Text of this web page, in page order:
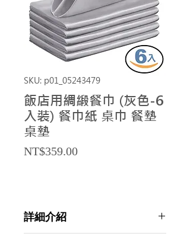
SKU: p01_05243479
飯店用綢緞餐巾 (灰色-6
入裝) 餐巾紙 桌巾 餐墊
桌墊
NT$359.00Price
詳細介紹